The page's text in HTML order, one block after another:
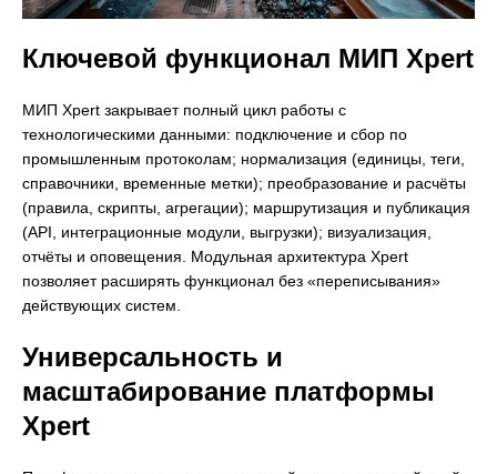
Ключевой функционал МИП Xpert
МИП Xpert закрывает полный цикл работы с
технологическими данными: подключение и сбор по
промышленным протоколам; нормализация (единицы, теги,
справочники, временные метки); преобразование и расчёты
(правила, скрипты, агрегации); маршрутизация и публикация
(API, интеграционные модули, выгрузки); визуализация,
отчёты и оповещения. Модульная архитектура Xpert
позволяет расширять функционал без «переписывания»
действующих систем.
Универсальность и
масштабирование платформы
Xpert